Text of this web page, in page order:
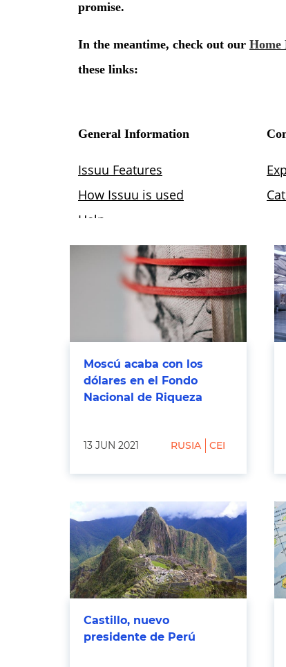
Moscú acaba con los
dólares en el Fondo
Nacional de Riqueza
13 JUN 2021 RUSIA CEI
Castillo, nuevo
presidente de Perú